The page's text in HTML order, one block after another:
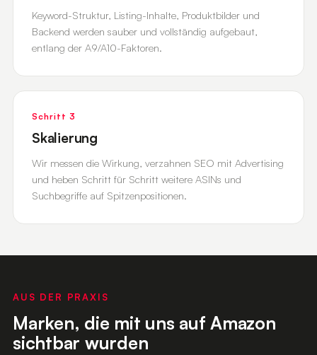
Keyword-Struktur, Listing-Inhalte, Produktbilder und
Backend werden sauber und vollständig aufgebaut,
entlang der A9/A10-Faktoren.
Schritt 3
Skalierung
Wir messen die Wirkung, verzahnen SEO mit Advertising
und heben Schritt für Schritt weitere ASINs und
Suchbegriffe auf Spitzenpositionen.
AUS DER PRAXIS
Marken, die mit uns auf Amazon
sichtbar wurden